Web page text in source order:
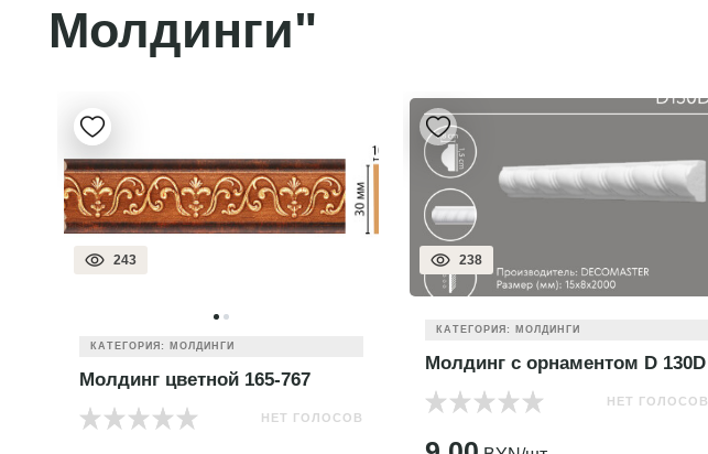
Молдинги"
243
КАТЕГОРИЯ: МОЛДИНГИ
Молдинг цветной 165-767
НЕТ ГОЛОСОВ
238
КАТЕГОРИЯ: МОЛДИНГИ
Молдинг с орнаментом D 130D
НЕТ ГОЛОСОВ